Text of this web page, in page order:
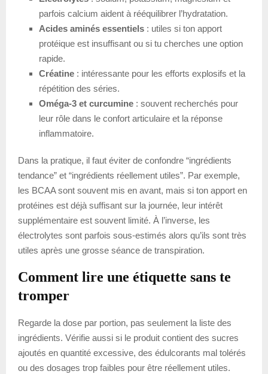
parfois calcium aident à rééquilibrer l’hydratation.
Acides aminés essentiels : utiles si ton apport
protéique est insuffisant ou si tu cherches une option
rapide.
Créatine : intéressante pour les efforts explosifs et la
répétition des séries.
Oméga-3 et curcumine : souvent recherchés pour
leur rôle dans le confort articulaire et la réponse
inflammatoire.
Dans la pratique, il faut éviter de confondre “ingrédients
tendance” et “ingrédients réellement utiles”. Par exemple,
les BCAA sont souvent mis en avant, mais si ton apport en
protéines est déjà suffisant sur la journée, leur intérêt
supplémentaire est souvent limité. À l’inverse, les
électrolytes sont parfois sous-estimés alors qu’ils sont très
utiles après une grosse séance de transpiration.
Comment lire une étiquette sans te
tromper
Regarde la dose par portion, pas seulement la liste des
ingrédients. Vérifie aussi si le produit contient des sucres
ajoutés en quantité excessive, des édulcorants mal tolérés
ou des dosages trop faibles pour être réellement utiles.